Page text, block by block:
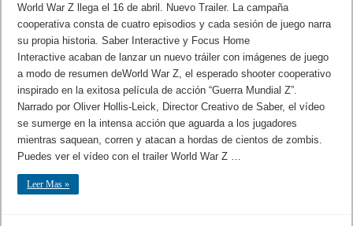
World War Z llega el 16 de abril. Nuevo Trailer. La campaña
cooperativa consta de cuatro episodios y cada sesión de juego narra
su propia historia. Saber Interactive y Focus Home
Interactive acaban de lanzar un nuevo tráiler con imágenes de juego
a modo de resumen deWorld War Z, el esperado shooter cooperativo
inspirado en la exitosa película de acción “Guerra Mundial Z”.
Narrado por Oliver Hollis-Leick, Director Creativo de Saber, el vídeo
se sumerge en la intensa acción que aguarda a los jugadores
mientras saquean, corren y atacan a hordas de cientos de zombis.
Puedes ver el vídeo con el trailer World War Z …
Leer Mas »